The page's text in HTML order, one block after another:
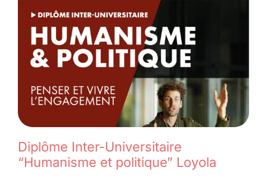
Diplôme Inter-Universitaire
“Humanisme et politique” Loyola